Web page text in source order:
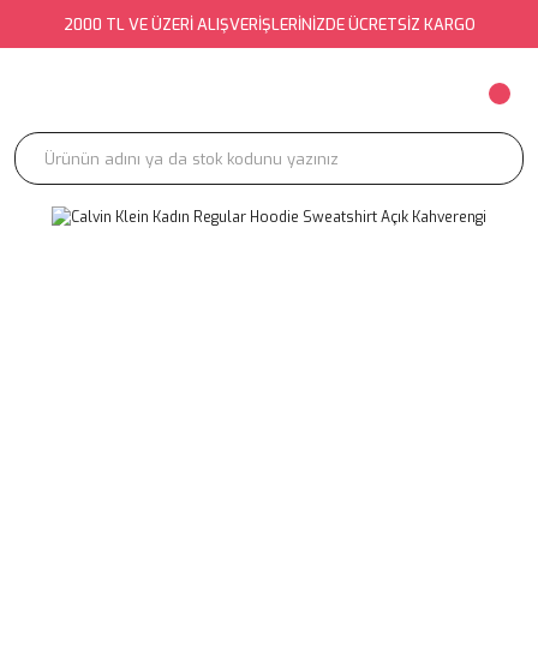
2000 TL VE ÜZERİ ALIŞVERİŞLERİNİZDE ÜCRETSİZ KARGO